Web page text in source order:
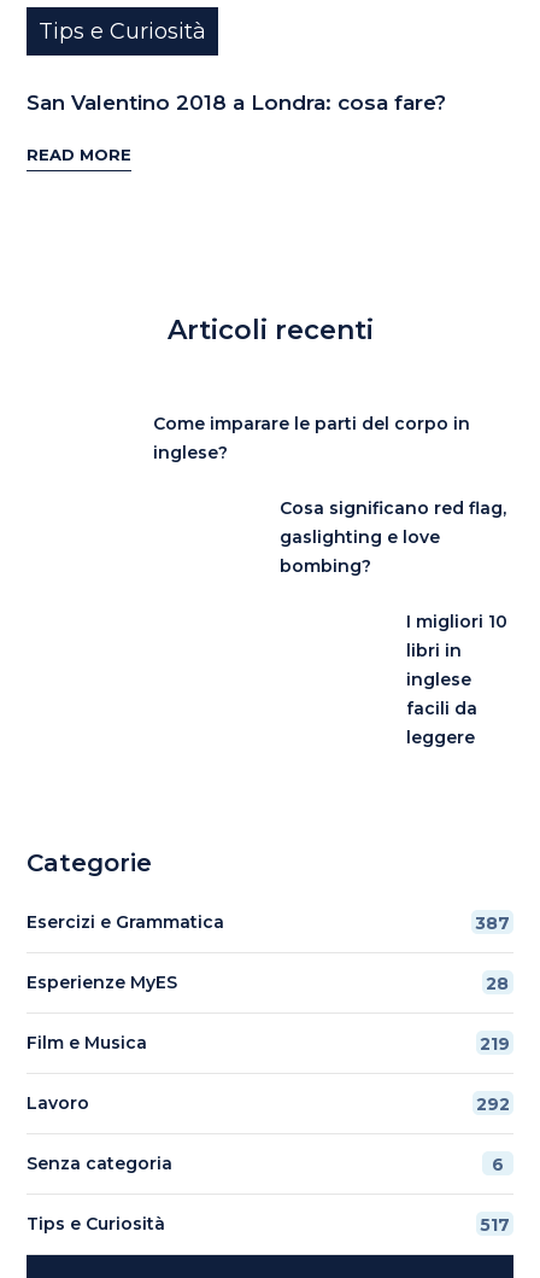
Tips e Curiosità
San Valentino 2018 a Londra: cosa fare?
READ MORE
Articoli recenti
Come imparare le parti del corpo in
inglese?
Cosa significano red flag,
gaslighting e love
bombing?
I migliori 10
libri in
inglese
facili da
leggere
Categorie
Esercizi e Grammatica 387
Esperienze MyES 28
Film e Musica 219
Lavoro 292
Senza categoria 6
Tips e Curiosità 517